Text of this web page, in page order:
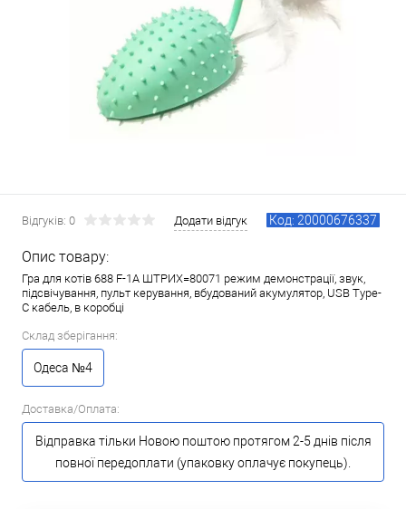
Відгуків: 0 Додати відгук Код: 20000676337
Опис товару:
Гра для котів 688 F-1A ШТРИХ=80071 режим демонстрації, звук,
підсвічування, пульт керування, вбудований акумулятор, USB Type-
C кабель, в коробці
Склад зберігання:
Одеса №4
Доставка/Оплата:
Відправка тільки Новою поштою протягом 2-5 днів після
повної передоплати (упаковку оплачує покупець).